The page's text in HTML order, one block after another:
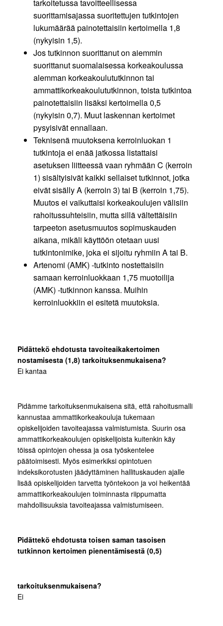
tarkoitetussa tavoitteellisessa
suorittamisajassa suoritettujen tutkintojen
lukumäärää painotettaisiin kertoimella 1,8
(nykyisin 1,5).
Jos tutkinnon suorittanut on aiemmin
suorittanut suomalaisessa korkeakoulussa
alemman korkeakoulututkinnon tai
ammattikorkeakoulututkinnon, toista tutkintoa
painotettaisiin lisäksi kertoimella 0,5
(nykyisin 0,7). Muut laskennan kertoimet
pysyisivät ennallaan.
Teknisenä muutoksena kerroinluokan 1
tutkintoja ei enää jatkossa listattaisi
asetuksen liitteessä vaan ryhmään C (kerroin
1) sisältyisivät kaikki sellaiset tutkinnot, jotka
eivät sisälly A (kerroin 3) tai B (kerroin 1,75).
Muutos ei vaikuttaisi korkeakoulujen välisiin
rahoitussuhteisiin, mutta sillä vältettäisiin
tarpeeton asetusmuutos sopimuskauden
aikana, mikäli käyttöön otetaan uusi
tutkintonimike, joka ei sijoitu ryhmiin A tai B.
Artenomi (AMK) -tutkinto nostettaisiin
samaan kerroinluokkaan 1,75 muotoilija
(AMK) -tutkinnon kanssa. Muihin
kerroinluokkiin ei esitetä muutoksia.
Pidättekö ehdotusta tavoiteaikakertoimen
nostamisesta (1,8) tarkoituksenmukaisena?
Ei kantaa
Pidämme tarkoituksenmukaisena sitä, että rahoitusmalli
kannustaa ammattikorkeakouluja tukemaan
opiskelijoiden tavoiteajassa valmistumista. Suurin osa
ammattikorkeakoulujen opiskelijoista kuitenkin käy
töissä opintojen ohessa ja osa työskentelee
päätoimisesti. Myös esimerkiksi opintotuen
indeksikorotusten jäädyttäminen hallituskauden ajalle
lisää opiskelijoiden tarvetta työntekoon ja voi heikentää
ammattikorkeakoulujen toiminnasta riippumatta
mahdollisuuksia tavoiteajassa valmistumiseen.
Pidättekö ehdotusta toisen saman tasoisen
tutkinnon kertoimen pienentämisestä (0,5)
tarkoituksenmukaisena?
Ei